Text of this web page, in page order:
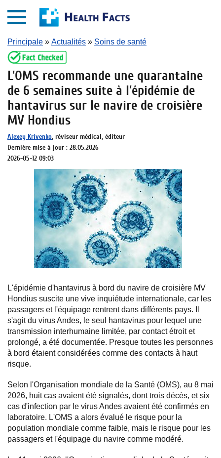
Principale » Actualités » Soins de santé
L'OMS recommande une quarantaine
de 6 semaines suite à l'épidémie de
hantavirus sur le navire de croisière
MV Hondius
Alexey Krivenko, réviseur médical, éditeur
Dernière mise à jour : 28.05.2026
2026-05-12 09:03
L'épidémie d'hantavirus à bord du navire de croisière MV
Hondius suscite une vive inquiétude internationale, car les
passagers et l'équipage rentrent dans différents pays. Il
s'agit du virus Andes, le seul hantavirus pour lequel une
transmission interhumaine limitée, par contact étroit et
prolongé, a été documentée. Presque toutes les personnes
à bord étaient considérées comme des contacts à haut
risque.
Selon l'Organisation mondiale de la Santé (OMS), au 8 mai
2026, huit cas avaient été signalés, dont trois décès, et six
cas d'infection par le virus Andes avaient été confirmés en
laboratoire. L'OMS a alors évalué le risque pour la
population mondiale comme faible, mais le risque pour les
passagers et l'équipage du navire comme modéré.